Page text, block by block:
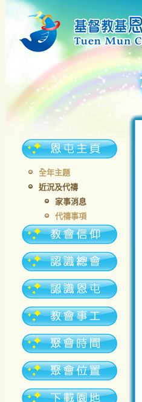
全年主題
近況及代禱
家事消息
代禱事項